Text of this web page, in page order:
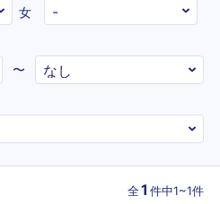
女
〜
全1 件中1~1件